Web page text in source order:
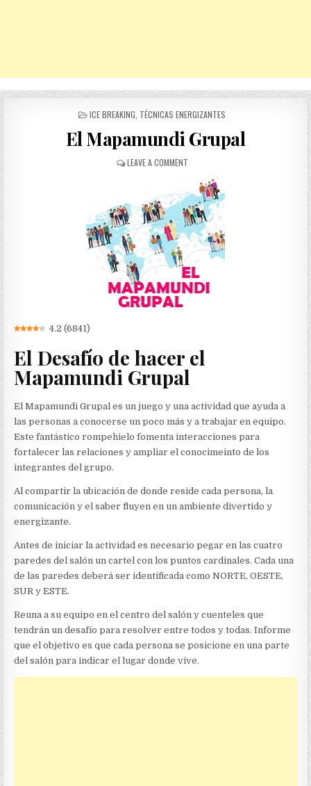
POSTED
ICE BREAKING TÉCNICAS ENERGIZANTES
El Mapamundi Grupal
LEAVE A COMMENTON
MAPAMUNDI
GRUPAL
4.2 (6841)
El Desafío de hacer el
Mapamundi Grupal
El Mapamundi Grupal es un juego y una actividad que ayuda a
las personas a conocerse un poco más y a trabajar en equipo.
Este fantástico rompehielo fomenta interacciones para
fortalecer las relaciones y ampliar el conocimeinto de los
integrantes del grupo.
Al compartir la ubicación de donde reside cada persona, la
comunicación y el saber fluyen en un ambiente divertido y
energizante.
Antes de iniciar la actividad es necesario pegar en las cuatro
paredes del salón un cartel con los puntos cardinales. Cada una
de las paredes deberá ser identificada como NORTE, OESTE,
SUR y ESTE.
Reuna a su equipo en el centro del salón y cuenteles que
tendrán un desafío para resolver entre todos y todas. Informe
que el objetivo es que cada persona se posicione en una parte
del salón para indicar el lugar donde vive.